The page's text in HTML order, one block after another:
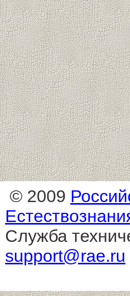
© 2009
Служба
support@rae.ru